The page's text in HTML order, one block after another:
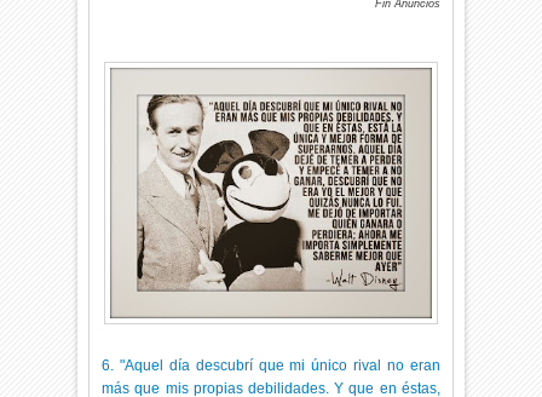
Fin Anuncios
6. "Aquel día descubrí que mi único rival no eran
más que mis propias debilidades. Y que en éstas,